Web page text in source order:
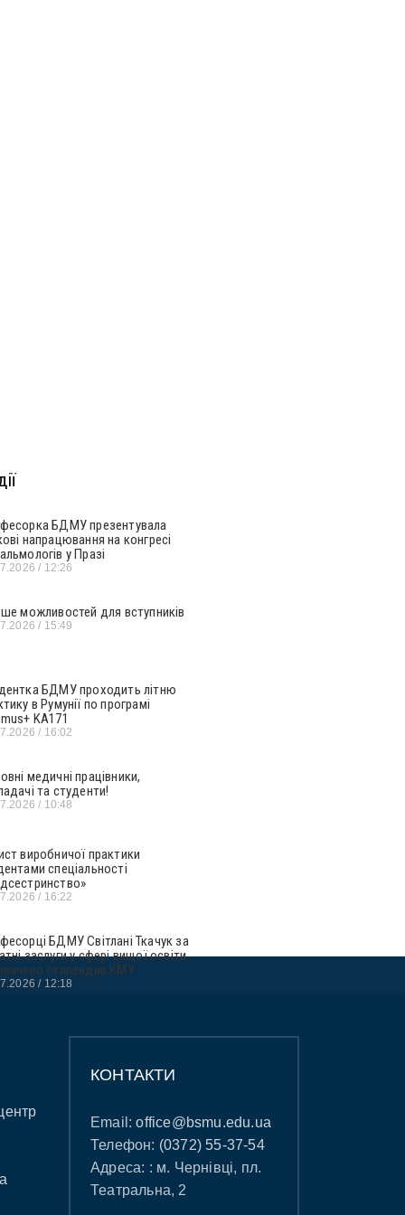
БДМУ презентувала
напрацювання на конгресі
у Празі
12:26
можливостей для вступників
15:49
БДМУ проходить літню
в Румунії по програмі
KA171
16:02
медичні працівники,
та студенти!
10:48
виробничої практики
спеціальності
16:22
БДМУ Світлані Ткачук за
заслуги у сфері вищої освіти
стипендію КМУ
12:18
КОНТАКТИ
Email:office@bsmu.edu.ua
Телефон: (0372) 55-37-54
Адреса: : м. Чернівці, пл.
Театральна, 2